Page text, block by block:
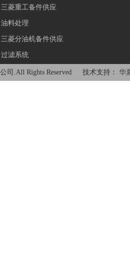
三菱重工备件供应
油料处理
三菱分油机备件供应
过滤系统
司.All Rights Reserved 技术支持： 华